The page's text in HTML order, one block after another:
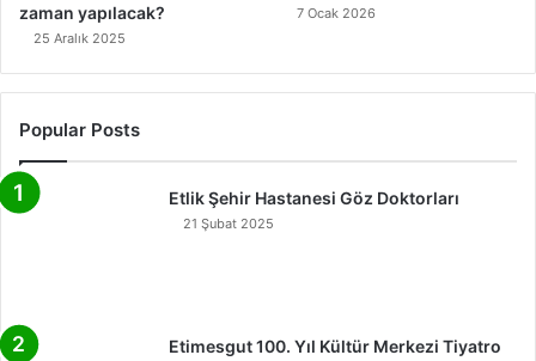
zaman yapılacak?
25 Aralık 2025
7 Ocak 2026
Popular Posts
Etlik Şehir Hastanesi Göz Doktorları
21 Şubat 2025
Etimesgut 100. Yıl Kültür Merkezi Tiyatro